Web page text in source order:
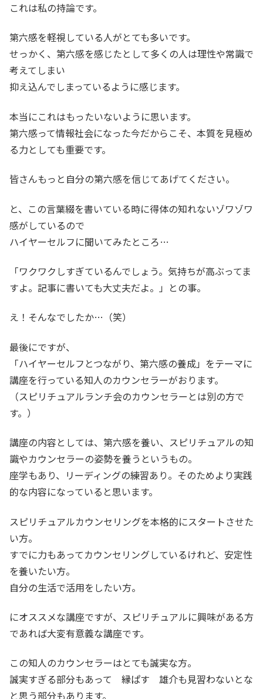
これは私の持論です。
第六感を軽視している人がとても多いです。
せっかく、第六感を感じたとして多くの人は理性や常識で
考えてしまい
抑え込んでしまっているように感じます。
本当にこれはもったいないように思います。
第六感って情報社会になった今だからこそ、本質を見極め
る力としても重要です。
皆さんもっと自分の第六感を信じてあげてください。
と、この言葉綴を書いている時に得体の知れないゾワゾワ
感がしているので
ハイヤーセルフに聞いてみたところ…
「ワクワクしすぎているんでしょう。気持ちが高ぶってま
すよ。記事に書いても大丈夫だよ。」との事。
え！そんなでしたか…（笑）
最後にですが、
「ハイヤーセルフとつながり、第六感の養成」をテーマに
講座を行っている知人のカウンセラーがおります。
（スピリチュアルランチ会のカウンセラーとは別の方で
す。）
講座の内容としては、第六感を養い、スピリチュアルの知
識やカウンセラーの姿勢を養うというもの。
座学もあり、リーディングの練習あり。そのためより実践
的な内容になっていると思います。
スピリチュアルカウンセリングを本格的にスタートさせた
い方。
すでに力もあってカウンセリングしているけれど、安定性
を養いたい方。
自分の生活で活用をしたい方。
にオススメな講座ですが、スピリチュアルに興味がある方
であれば大変有意義な講座です。
この知人のカウンセラーはとても誠実な方。
誠実すぎる部分もあって 縁ぱす 雄介も見習わないとな
と思う部分もあります。